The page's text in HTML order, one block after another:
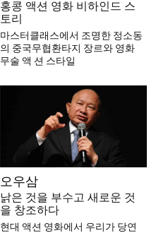
홍콩 액션 영화 비하인드 스
토리
마스터클래스에서 조명한 정소동
의 중국무협환타지 장르와 영화
무술 액 션 스타일
오우삼
낡은 것을 부수고 새로운 것
을 창조하다
현대 액션 영화에서 우리가 당연